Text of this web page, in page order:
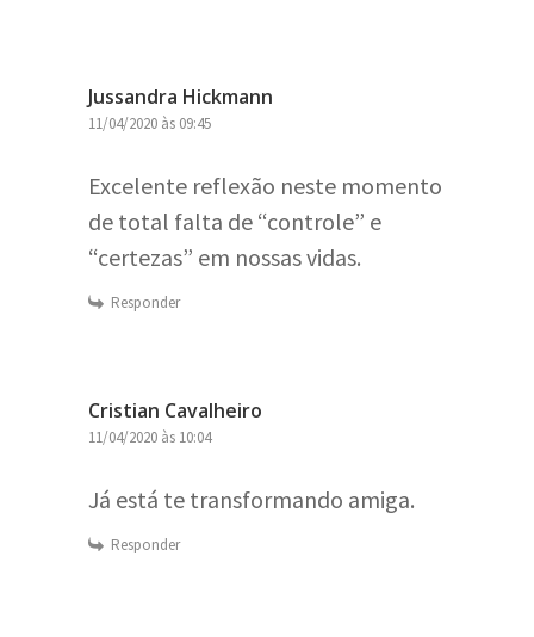
Jussandra Hickmann
11/04/2020 às 09:45
Excelente reflexão neste momento
de total falta de “controle” e
“certezas” em nossas vidas.
Responder
Cristian Cavalheiro
11/04/2020 às 10:04
Já está te transformando amiga.
Responder